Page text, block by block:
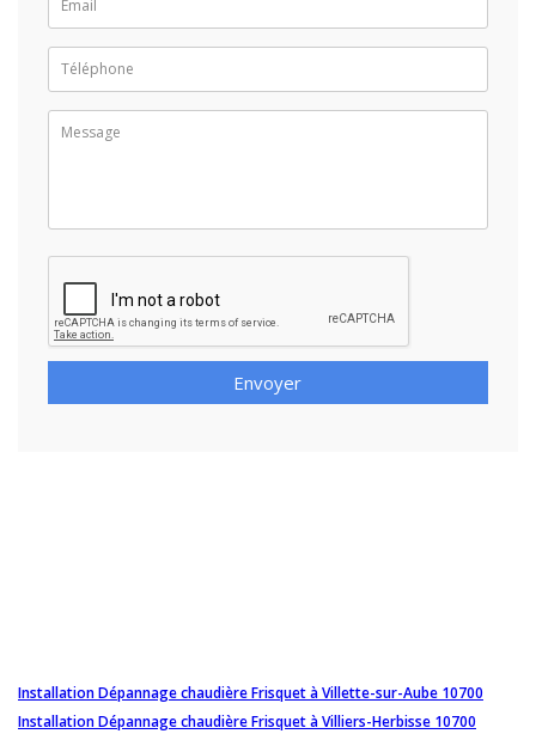
Envoyer
Installation Dépannage chaudière Frisquet à Villette-sur-Aube 10700
Installation Dépannage chaudière Frisquet à Villiers-Herbisse 10700